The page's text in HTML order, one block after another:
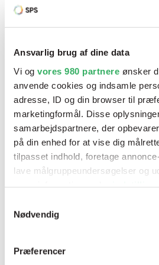
Ansvarlig brug af dine data
Vi og vores 980 partnere ønsker
anvende cookies og indsamle
adresse, ID og din browser til
marketingformål. Disse
samarbejdspartnere, der
på din enhed for at vise dig
tilpasset indhold, foretage
lave målgruppeundersøgelser og
tilbage eller ændre indstillinger fra
"Cookiedeklaration", eller ved at
Nødvendig
Præferencer
TurboVision Tonefarve Deep Orange
P600-9407/E3.5